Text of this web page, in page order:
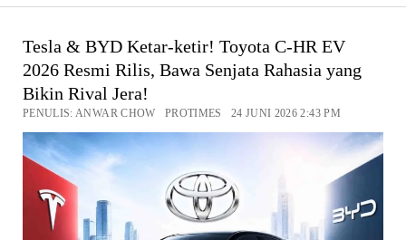
Tesla & BYD Ketar-ketir! Toyota C-HR EV
2026 Resmi Rilis, Bawa Senjata Rahasia yang
Bikin Rival Jera!
PENULIS: ANWAR CHOW PROTIMES 24 JUNI 2026 2:43 PM